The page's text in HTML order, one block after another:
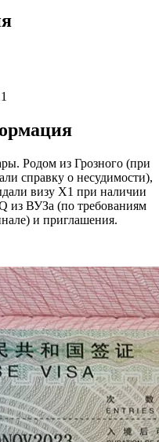
Родом из Грозного (при
справку о несудимости),
визу Х1 при наличии
из ВУЗа (по требованиям
и приглашения.